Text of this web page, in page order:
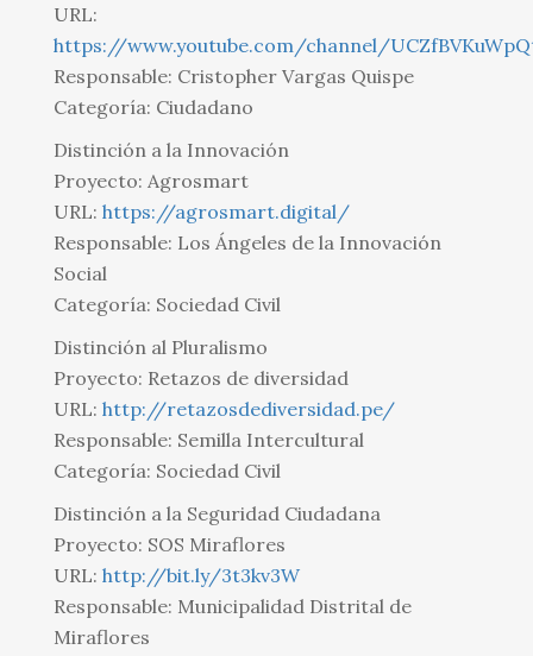
URL:
https://www.youtube.com/channel/
Responsable: Cristopher Vargas Quispe
Categoría: Ciudadano
Distinción a la Innovación
Proyecto: Agrosmart
URL: https://agrosmart.digital/
Responsable: Los Ángeles de la Innovación
Social
Categoría: Sociedad Civil
Distinción al Pluralismo
Proyecto: Retazos de diversidad
URL: http://retazosdediversidad.pe/
Responsable: Semilla Intercultural
Categoría: Sociedad Civil
Distinción a la Seguridad Ciudadana
Proyecto: SOS Miraflores
URL: http://bit.ly/3t3kv3W
Responsable: Municipalidad Distrital de
Miraflores